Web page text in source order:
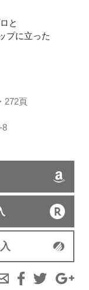
と
プに立った
272頁
8